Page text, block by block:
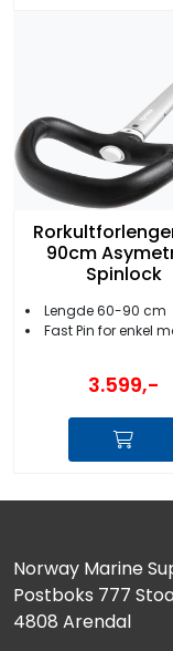
90cm
Spinlock
Lengde 60-90 cm
Fast Pin for enkel montering/
3.599,-
Norway Marine
Postboks 777
4808 Arendal